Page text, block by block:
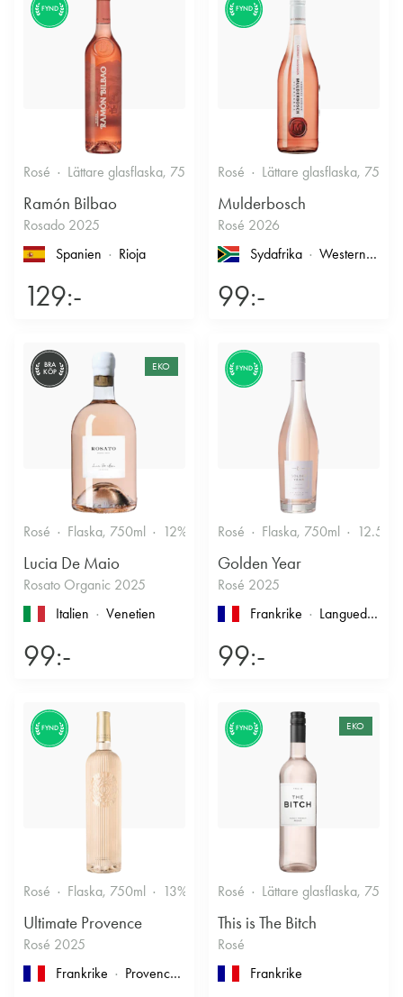
FYND
Rosé Lättare glasflaska, 750ml 12.5% Fruktigt & Smakrikt
Ramón Bilbao
Rosado 2025
Spanien
Rioja
129:-
FYND
Rosé Lättare glasflaska, 750ml
Mulderbosch
Rosé 2026
Sydafrika
Western Cape
99:-
BRA
KÖP
EKO
Rosé Flaska, 750ml 12% Fruktigt & Smakrikt
Lucia De Maio
Rosato Organic 2025
Italien
Venetien
99:-
FYND
Rosé Flaska, 750ml 12.5%
Golden Year
Rosé 2025
Frankrike
Languedoc-Roussillon
99:-
FYND
Rosé Flaska, 750ml 13% Friskt & Bärigt
Ultimate Provence
Rosé 2025
Frankrike
Provence , Côtes de Provence
FYND EKO
Rosé Lättare glasflaska, 750ml
This is The Bitch
Rosé
Frankrike